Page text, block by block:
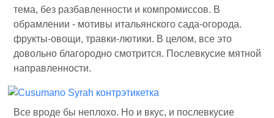
тема, без разбавленности и компромиссов. В
обрамлении - мотивы итальянского сада-огорода.
фрукты-овощи, травки-лютики. В целом, все это
довольно благородно смотрится. Послевкусие мятной
направленности.
Все вроде бы неплохо. Но и вкус, и послевкусие